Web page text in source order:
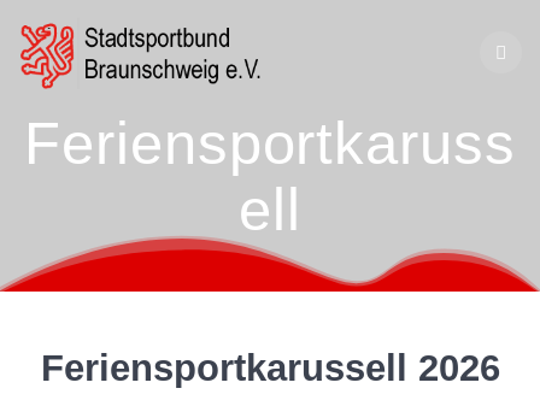
Feriensportkaruss
ell
Feriensportkarussell 2026